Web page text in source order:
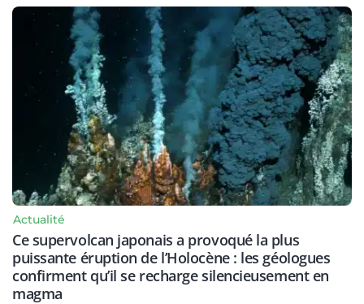
Actualité
Ce supervolcan japonais a provoqué la plus
puissante éruption de l’Holocène : les géologues
confirment qu’il se recharge silencieusement en
magma